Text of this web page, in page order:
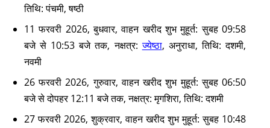
तिथि: पंचमी, षष्ठी
11 फरवरी 2026, बुधवार, वाहन खरीद शुभ मुहूर्त: सुबह 09:58
बजे से 10:53 बजे तक, नक्षत्र:ज्येष्ठा, अनुराधा, तिथि: दशमी,
नवमी
26 फरवरी 2026, गुरुवार, वाहन खरीद शुभ मुहूर्त: सुबह 06:50
बजे से दोपहर 12:11 बजे तक, नक्षत्र: मृगशिरा, तिथि: दशमी
27 फरवरी 2026, शुक्रवार, वाहन खरीद शुभ मुहूर्त: सुबह 10:48